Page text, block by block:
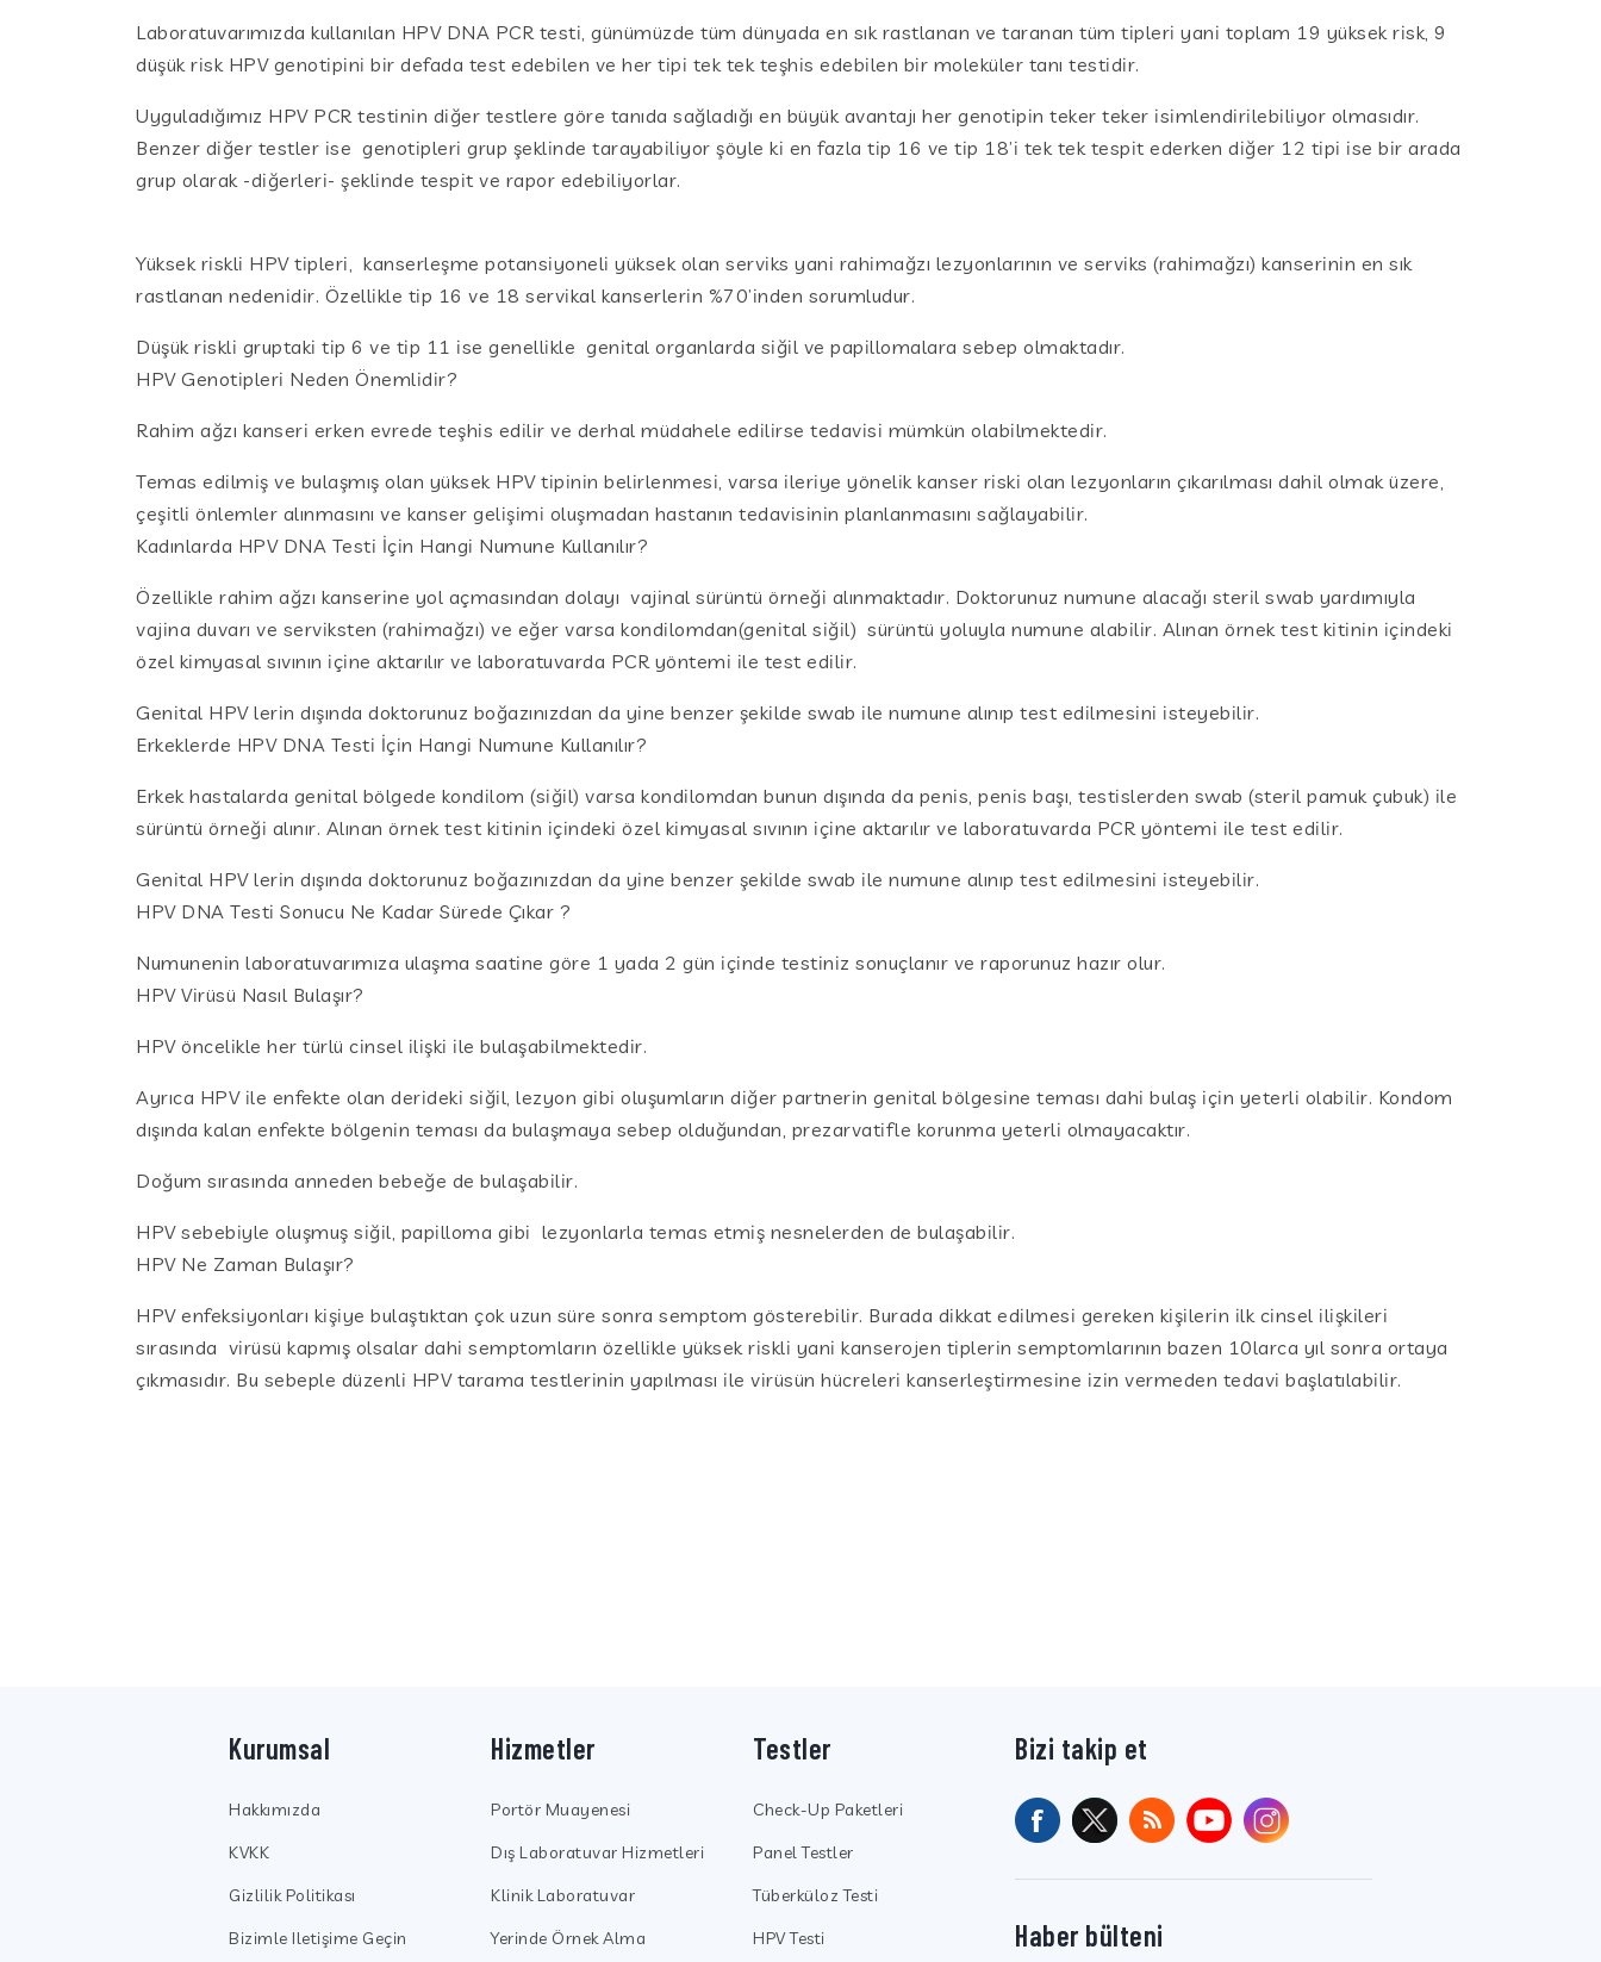
Laboratuvarımızda kullanılan HPV DNA PCR testi, günümüzde tüm dünyada en sık rastlanan ve taranan tüm tipleri yani toplam 19 yüksek risk, 9
düşük risk HPV genotipini bir defada test edebilen ve her tipi tek tek teşhis edebilen bir moleküler tanı testidir.
Uyguladığımız HPV PCR testinin diğer testlere göre tanıda sağladığı en büyük avantajı her genotipin teker teker isimlendirilebiliyor olmasıdır.
Benzer diğer testler ise genotipleri grup şeklinde tarayabiliyor şöyle ki en fazla tip 16 ve tip 18’i tek tek tespit ederken diğer 12 tipi ise bir arada
grup olarak -diğerleri- şeklinde tespit ve rapor edebiliyorlar.
Yüksek riskli HPV tipleri, kanserleşme potansiyoneli yüksek olan serviks yani rahimağzı lezyonlarının ve serviks (rahimağzı) kanserinin en sık
rastlanan nedenidir. Özellikle tip 16 ve 18 servikal kanserlerin %70’inden sorumludur.
Düşük riskli gruptaki tip 6 ve tip 11 ise genellikle genital organlarda siğil ve papillomalara sebep olmaktadır.
HPV Genotipleri Neden Önemlidir?
Rahim ağzı kanseri erken evrede teşhis edilir ve derhal müdahele edilirse tedavisi mümkün olabilmektedir.
Temas edilmiş ve bulaşmış olan yüksek HPV tipinin belirlenmesi, varsa ileriye yönelik kanser riski olan lezyonların çıkarılması dahil olmak üzere,
çeşitli önlemler alınmasını ve kanser gelişimi oluşmadan hastanın tedavisinin planlanmasını sağlayabilir.
Kadınlarda HPV DNA Testi İçin Hangi Numune Kullanılır?
Özellikle rahim ağzı kanserine yol açmasından dolayı vajinal sürüntü örneği alınmaktadır. Doktorunuz numune alacağı steril swab yardımıyla
vajina duvarı ve serviksten (rahimağzı) ve eğer varsa kondilomdan(genital siğil) sürüntü yoluyla numune alabilir. Alınan örnek test kitinin içindeki
özel kimyasal sıvının içine aktarılır ve laboratuvarda PCR yöntemi ile test edilir.
Genital HPV lerin dışında doktorunuz boğazınızdan da yine benzer şekilde swab ile numune alınıp test edilmesini isteyebilir.
Erkeklerde HPV DNA Testi İçin Hangi Numune Kullanılır?
Erkek hastalarda genital bölgede kondilom (siğil) varsa kondilomdan bunun dışında da penis, penis başı, testislerden swab (steril pamuk çubuk) ile
sürüntü örneği alınır. Alınan örnek test kitinin içindeki özel kimyasal sıvının içine aktarılır ve laboratuvarda PCR yöntemi ile test edilir.
Genital HPV lerin dışında doktorunuz boğazınızdan da yine benzer şekilde swab ile numune alınıp test edilmesini isteyebilir.
HPV DNA Testi Sonucu Ne Kadar Sürede Çıkar ?
Numunenin laboratuvarımıza ulaşma saatine göre 1 yada 2 gün içinde testiniz sonuçlanır ve raporunuz hazır olur.
HPV Virüsü Nasıl Bulaşır?
HPV öncelikle her türlü cinsel ilişki ile bulaşabilmektedir.
Ayrıca HPV ile enfekte olan derideki siğil, lezyon gibi oluşumların diğer partnerin genital bölgesine teması dahi bulaş için yeterli olabilir. Kondom
dışında kalan enfekte bölgenin teması da bulaşmaya sebep olduğundan, prezarvatifle korunma yeterli olmayacaktır.
Doğum sırasında anneden bebeğe de bulaşabilir.
HPV sebebiyle oluşmuş siğil, papilloma gibi lezyonlarla temas etmiş nesnelerden de bulaşabilir.
HPV Ne Zaman Bulaşır?
HPV enfeksiyonları kişiye bulaştıktan çok uzun süre sonra semptom gösterebilir. Burada dikkat edilmesi gereken kişilerin ilk cinsel ilişkileri
sırasında virüsü kapmış olsalar dahi semptomların özellikle yüksek riskli yani kanserojen tiplerin semptomlarının bazen 10larca yıl sonra ortaya
çıkmasıdır. Bu sebeple düzenli HPV tarama testlerinin yapılması ile virüsün hücreleri kanserleştirmesine izin vermeden tedavi başlatılabilir.
Kurumsal
Hakkımızda
KVKK
Gizlilik Politikası
Bizimle Iletişime Geçin
Hizmetler
Portör Muayenesi
Dış Laboratuvar Hizmetleri
Klinik Laboratuvar
Yerinde Örnek Alma
Testler
Check-Up Paketleri
Panel Testler
Tüberküloz Testi
HPV Testi
Bizi takip et
Haber bülteni